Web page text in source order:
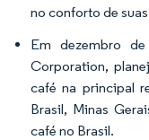
no conforto de
Em dezembro
Corporation,
café na principal
Brasil, Minas
café no Brasil.